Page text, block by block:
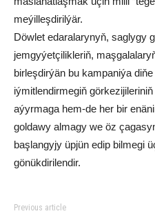
meýilleşdirilýär.
Döwlet edaralarynyň, saglygy
jemgyýetçilikleriň,
birleşdirýän bu kampaniýa
iýmitlendirmegiň
aýyrmaga hem-de her bir
goldawy almagy we öz
başlangyjy üpjün edip bilmegi
gönükdirilendir.
Previous article